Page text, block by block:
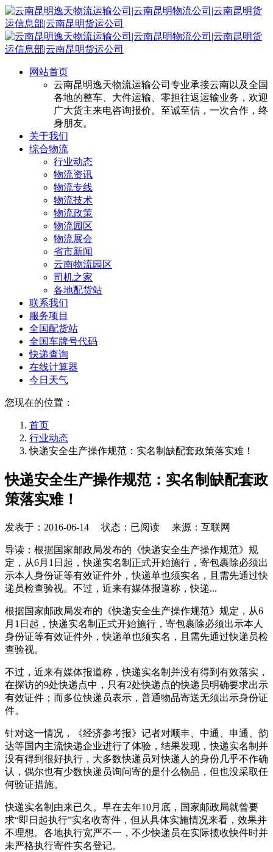
网站首页
云南昆明逸天物流运输公司专业承接云南以及全国
各地的整车、大件运输、零担往返运输业务，欢迎
广大货主来电咨询报价。至诚至信，一次合作，终
身朋友。
关于我们
综合物流
行业动态
物流资讯
物流专线
物流技术
物流政策
物流园区
物流展会
省市新闻
云南物流园区
司机之家
各地配货站
联系我们
服务项目
全国配货站
全国车牌号代码
快递查询
在线计算器
今日天气
您现在的位置：
首页
行业动态
快递安全生产操作规范：实名制缺配套政策落实难！
快递安全生产操作规范：实名制缺配套政
策落实难！
发表于： 2016-06-14 状态：已阅读 来源：互联网
导读：根据国家邮政局发布的《快递安全生产操作规范》规
定，从6月1日起，快递实名制正式开始施行，寄包裹除必须出
示本人身份证等有效证件外，快递单也须实名，且需先通过快
递员检查验视。不过，近来有媒体报道称，快递...
根据国家邮政局发布的《快递安全生产操作规范》规定，从6
月1日起，快递实名制正式开始施行，寄包裹除必须出示本人
身份证等有效证件外，快递单也须实名，且需先通过快递员检
查验视。
不过，近来有媒体报道称，快递实名制并没有得到有效落实，
在探访的9处快递点中，只有2处快递点的快递员明确要求出示
有效证件；而多位快递员表示，普通物品寄送无须出示身份证
件。
针对这一情况，《经济参考报》记者对顺丰、中通、申通、韵
达等国内主流快递企业进行了体验，结果发现，快递实名制并
没有得到很好执行，大多数快递员对快递人的身份几乎不作确
认，偶尔也有少数快递员询问寄的是什么物品，但也没采取任
何验证措施。
快递实名制由来已久。早在去年10月底，国家邮政局就曾要
求“即日起执行”实名收寄件，但从具体实施情况来看，效果并
不理想。各地执行宽严不一，不少快递员在实际揽收快件时并
未严格执行寄件实名登记。